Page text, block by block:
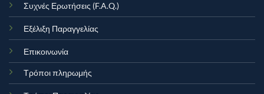
Συχνές Ερωτήσεις (F.A.Q.)
Εξέλιξη Παραγγελίας
Επικοινωνία
Τρόποι πληρωμής